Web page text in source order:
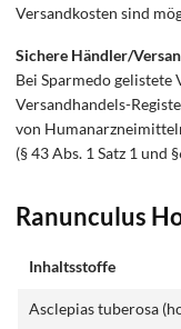
Versandkosten sind
Sichere Händler/
Bei Sparmedo gelistete
Versandhandels-
von
(§ 43 Abs. 1 Satz 1 und
Ranunculus
Inhaltsstoffe
Asclepias tuberosa